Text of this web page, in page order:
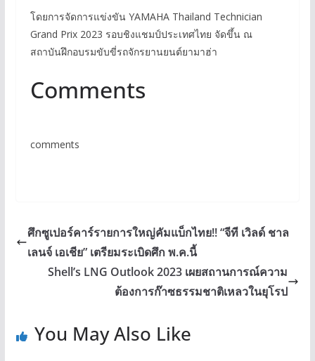
โดยการจัดการแข่งขัน YAMAHA Thailand Technician
Grand Prix 2023 รอบชิงแชมป์ประเทศไทย จัดขึ้น ณ
สถาบันฝึกอบรมขับขี่รถจักรยานยนต์ยามาฮ่า
Comments
comments
ศึกซูเปอร์คาร์รายการใหญ่คัมแบ็กไทย!! “จีที เวิลด์ ชาล
เลนจ์ เอเชีย” เตรียมระเบิดศึก พ.ค.นี้
Shell’s LNG Outlook 2023 เผยสถานการณ์ความ
ต้องการก๊าซธรรมชาติเหลวในยุโรป
You May Also Like